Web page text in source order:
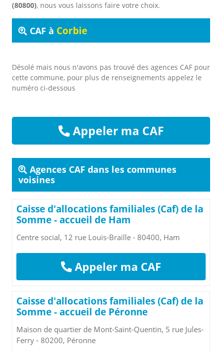
(80800), nous vous laissons faire votre choix.
CAF à Corbie
Désolé mais nous n'avons pas trouvé des agences CAF pour
cette commune, pour plus de renseignements appelez le
numéro ci-dessous
Appeler ma CAF
Agences CAF dans les communes
voisines
Caisse d'allocations familiales (Caf) de la
Somme - accueil de Ham
Centre social, 12 rue Louis-Braille - 80400, Ham
Appeler ma CAF
Caisse d'allocations familiales (Caf) de la
Somme - accueil de Péronne
Maison de quartier de Mont-Saint-Quentin, 5 rue Jules-
Ferry - 80200, Péronne